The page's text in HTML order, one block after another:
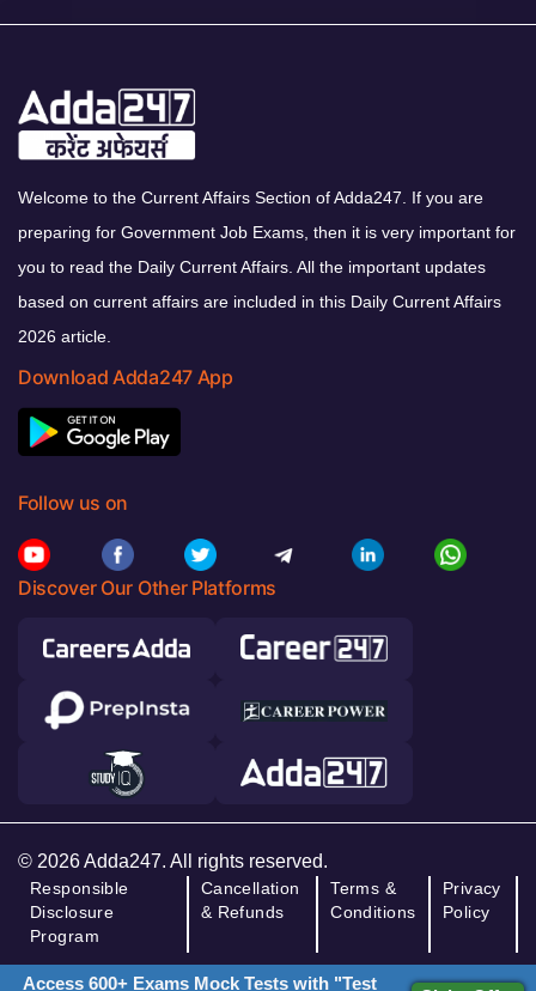
Welcome to the Current Affairs Section of Adda247. If you are
preparing for Government Job Exams, then it is very important for
you to read the Daily Current Affairs. All the important updates
based on current affairs are included in this Daily Current Affairs
2026 article.
Download Adda247 App
Follow us on
Discover Our Other Platforms
© 2026 Adda247. All rights reserved.
Responsible
Disclosure
Program
Cancellation
& Refunds
Terms &
Conditions
Privacy
Policy
Access 600+ Exams Mock Tests with "Test